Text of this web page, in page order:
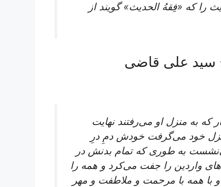
را که‌ «فِقهُ الحدیث‌» گویند از
سید علی قاضی
که به منزل او می‌رفتند نهایت
خود می‌گرفت خودش دمِ درِ
به طوری که تمام بدنش در
واردین را جفت می‌کرد و همه را
و با همه با مرحمت و ملاطفت و مهر